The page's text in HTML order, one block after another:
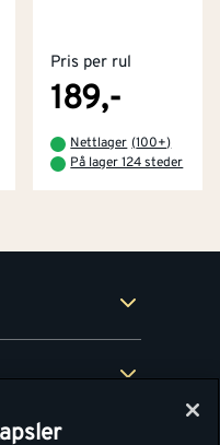
Pris per rul
189,-
Nettlager (100+)
På lager 124 steder